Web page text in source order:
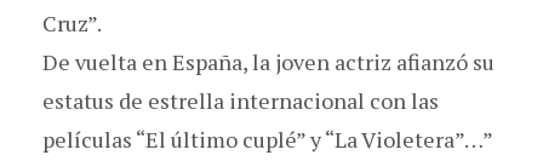
Cruz”.
De vuelta en España, la joven actriz afianzó su
estatus de estrella internacional con las
películas “El último cuplé” y “La Violetera”…”